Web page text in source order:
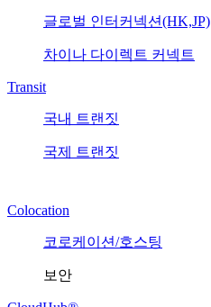
글로벌 인터커넥션(HK,JP)
차이나 다이렉트 커넥트
Transit
국내 트랜짓
국제 트랜짓
Colocation
코로케이션/호스팅
보안